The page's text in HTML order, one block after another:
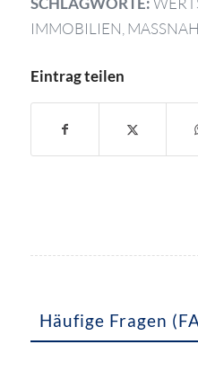
IMMOBILIEN
Eintrag teilen
Häufige Fragen